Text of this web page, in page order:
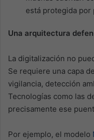
está protegida
Una arquitectura
La digitalización no
Se requiere una capa
vigilancia, detección
Tecnologías como las
precisamente ese
Por ejemplo, el modelo